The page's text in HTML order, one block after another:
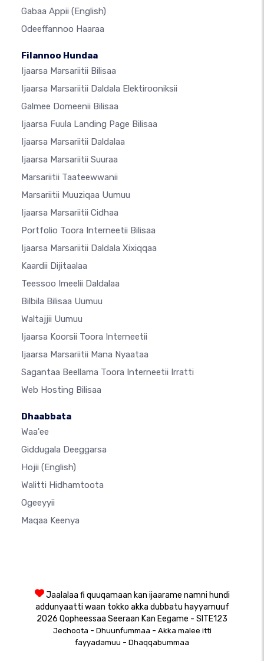
Gabaa Appii (English)
Odeeffannoo Haaraa
Filannoo Hundaa
Ijaarsa Marsariitii Bilisaa
Ijaarsa Marsariitii Daldala Elektirooniksii
Galmee Domeenii Bilisaa
Ijaarsa Fuula Landing Page Bilisaa
Ijaarsa Marsariitii Daldalaa
Ijaarsa Marsariitii Suuraa
Marsariitii Taateewwanii
Marsariitii Muuziqaa Uumuu
Ijaarsa Marsariitii Cidhaa
Portfolio Toora Interneetii Bilisaa
Ijaarsa Marsariitii Daldala Xixiqqaa
Kaardii Dijitaalaa
Teessoo Imeelii Daldalaa
Bilbila Bilisaa Uumuu
Waltajjii Uumuu
Ijaarsa Koorsii Toora Interneetii
Ijaarsa Marsariitii Mana Nyaataa
Sagantaa Beellama Toora Interneetii Irratti
Web Hosting Bilisaa
Dhaabbata
Waa'ee
Giddugala Deeggarsa
Hojii (English)
Walitti Hidhamtoota
Ogeeyyii
Maqaa Keenya
Jaalalaa fi quuqamaan kan ijaarame namni hundi
addunyaatti waan tokko akka dubbatu hayyamuuf
2026 Qopheessaa Seeraan Kan Eegame - SITE123
Jechoota - Dhuunfummaa - Akka malee itti
fayyadamuu - Dhaqqabummaa